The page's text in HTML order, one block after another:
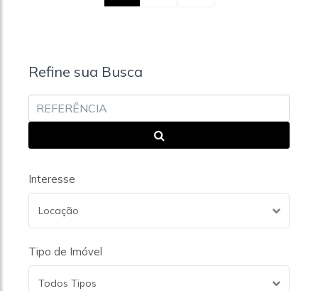
Refine sua Busca
Interesse
Locação
Tipo de Imóvel
Todos Tipos